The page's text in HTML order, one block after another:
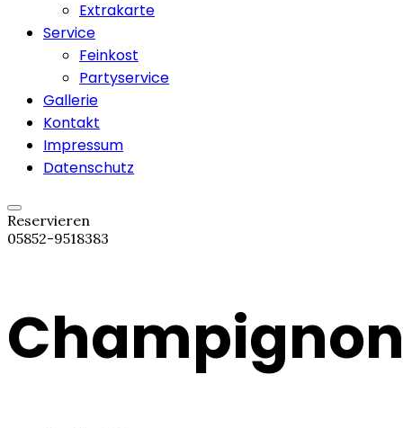
Extrakarte
Service
Feinkost
Partyservice
Gallerie
Kontakt
Impressum
Datenschutz
Reservieren
05852-9518383